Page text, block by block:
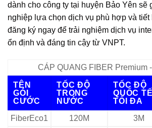
dành cho công ty tại huyện Bảo Yên sẽ
nghiệp lựa chọn dịch vụ phù hợp và tiết
đăng ký ngay để trải nghiệm dịch vụ
ổn định và đáng tin cậy từ VNPT.
CÁP QUANG FIBER Premium
TÊN
GÓI
CƯỚC
TỐC ĐỘ
TRONG
NƯỚC
TỐC ĐỘ
QUỐC TẾ
TỐI ĐA
FiberEco1
120M 3M